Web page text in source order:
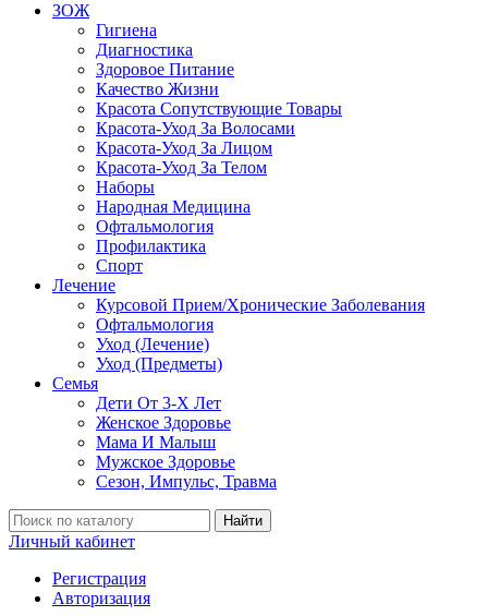
ЗОЖ
Гигиена
Диагностика
Здоровое Питание
Качество Жизни
Красота Сопутствующие Товары
Красота-Уход За Волосами
Красота-Уход За Лицом
Красота-Уход За Телом
Наборы
Народная Медицина
Офтальмология
Профилактика
Спорт
Лечение
Курсовой Прием/Хронические Заболевания
Офтальмология
Уход (Лечение)
Уход (Предметы)
Семья
Дети От 3-Х Лет
Женское Здоровье
Мама И Малыш
Мужское Здоровье
Сезон, Импульс, Травма
Найти
Личный кабинет
Регистрация
Авторизация